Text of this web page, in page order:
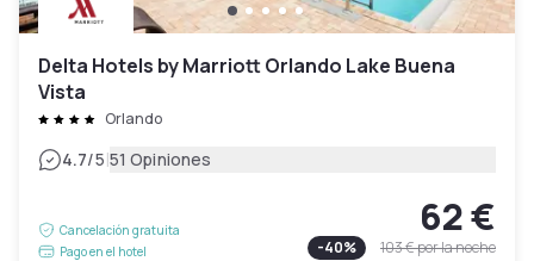
Delta Hotels by Marriott Orlando Lake Buena
Vista
Orlando
4.7/5|51 Opiniones
Cancelación gratuita
Pago en el hotel
62 €
-40% 103 €por la noche